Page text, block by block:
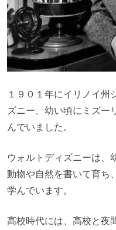
１９０１年にイリノイ州
ズニー、幼い頃にミズー
んでいました。
ウォルトディズニーは、
動物や自然を書いて育ち
学んでいます。
高校時代には、高校と夜